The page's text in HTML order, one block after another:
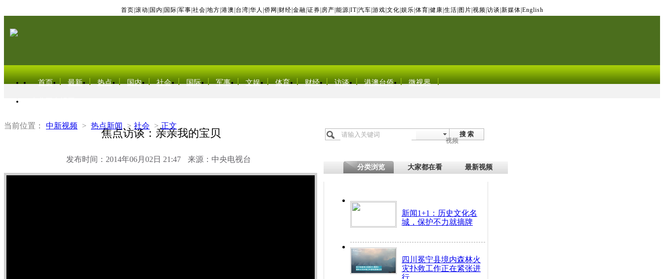
首页 滚动 国内 国际 军事 社会 地方 港澳 台湾 华人 侨网 财经 金融 证券 房产 能源 IT| 汽车 游戏 文化 娱乐 体育 健康 生活 图片 视频 访谈 新媒体 English
首页 最新 热点 国内 社会 国际 军事 文娱 体育 财经 访谈 港澳台侨 微视界
当前位置： 中新视频 > 热点新闻 > 社会 > 正文
焦点访谈：亲亲我的宝贝
发布时间：2014年06月02日 21:47 来源：中央电视台
搜 索
视频
分类浏览 大家都在看 最新视频
新闻1+1：历史文化名
城，保护不力就摘牌
四川冕宁县境内森林火
灾扑救工作正在紧张进
行